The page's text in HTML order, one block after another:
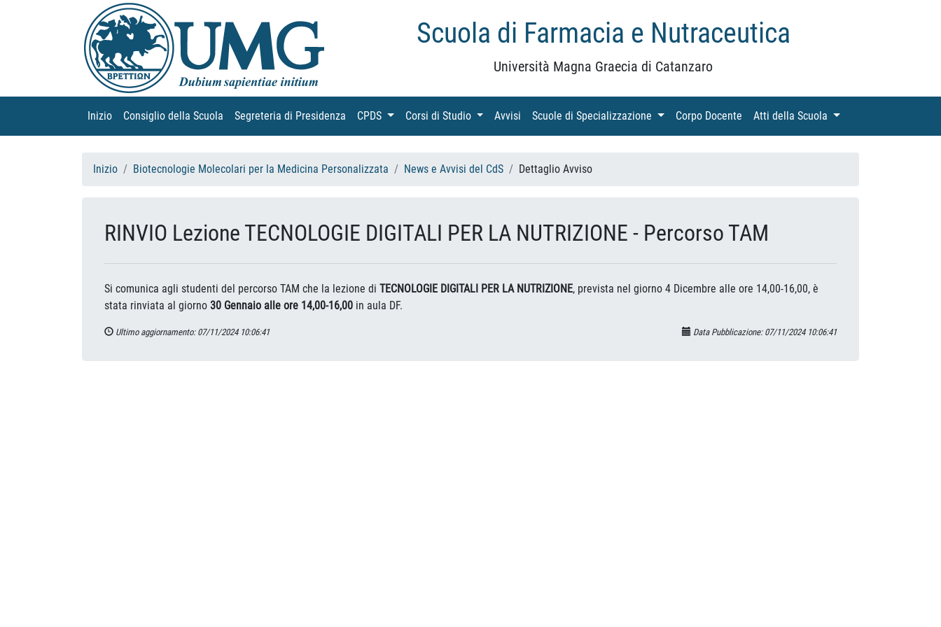
Scuola di Farmacia e Nutraceutica
Università Magna Graecia di Catanzaro
Inizio (current)
Consiglio della Scuola (current)
Segreteria di Presidenza (current)
CPDS (current)Corsi di Studio (current)
Avvisi (current)
Scuole di Specializzazione (current)Corpo Docente (current)
Atti della Scuola (current)
Inizio Biotecnologie Molecolari per la Medicina Personalizzata News e Avvisi del CdS Dettaglio Avviso
RINVIO Lezione TECNOLOGIE DIGITALI PER LA NUTRIZIONE - Percorso TAM
Si comunica agli studenti del percorso TAM che la lezione di TECNOLOGIE DIGITALI PER LA NUTRIZIONE, prevista nel giorno 4 Dicembre alle ore 14,00-16,00, è
stata rinviata al giorno 30 Gennaio alle ore 14,00-16,00 in aula DF.
Ultimo aggiornamento: 07/11/2024 10:06:41 Data Pubblicazione: 07/11/2024 10:06:41